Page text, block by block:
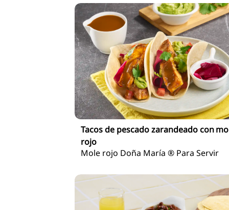
Tacos de pescado zarandeado con
rojo
Mole rojo Doña María ® Para Servir